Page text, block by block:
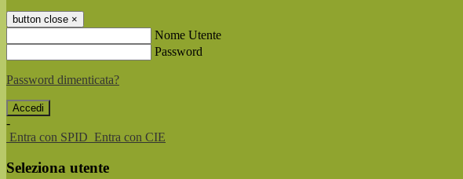
button close ×
Nome Utente
Password
Password dimenticata?
-
Entra con SPID Entra con CIE
Seleziona utente